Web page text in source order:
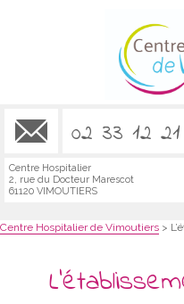
Centre Hospitalier
2, rue du Docteur Marescot
61120 VIMOUTIERS
02 33 12
Centre Hospitalier de Vimoutiers >